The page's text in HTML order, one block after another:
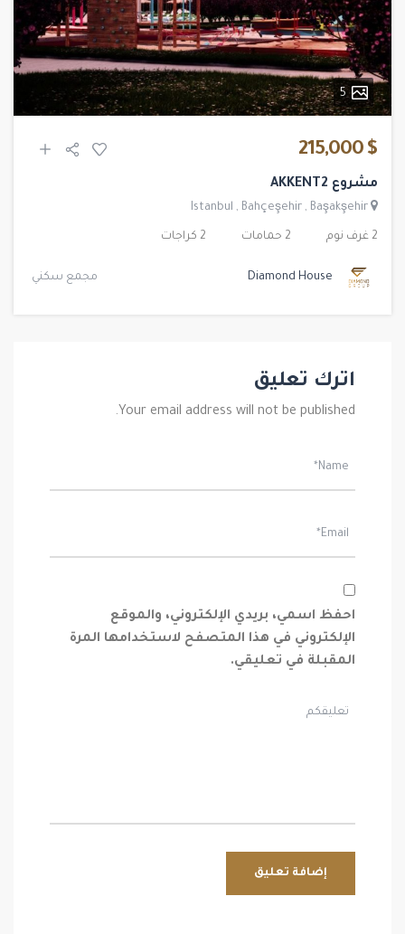
5
$ 215,000
مشروع AKKENT2
Istanbul , Bahçeşehir , Başakşehir
2 غرف نوم 2 حمامات 2 كراجات
Diamond House مجمع سكني
اترك تعليق
Your email address will not be published.
احفظ اسمي، بريدي الإلكتروني، والموقع
الإلكتروني في هذا المتصفح لاستخدامها المرة
المقبلة في تعليقي.